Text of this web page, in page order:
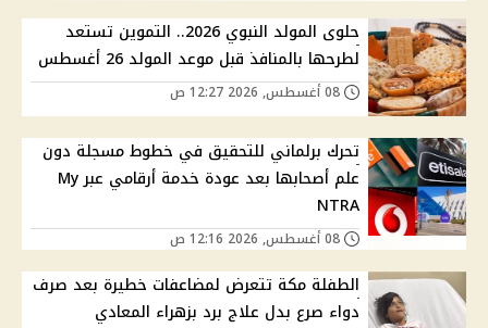
حلوى المولد النبوي 2026.. التموين تستعد
لطرحها بالمنافذ قبل موعد المولد 26 أغسطس
تحرك برلماني للتحقيق في خطوط مسجلة دون
علم أصحابها بعد عودة خدمة أرقامي عبر My
NTRA
الطفلة مكة تتعرض لمضاعفات خطيرة بعد صرف
دواء صرع بدل علاج برد بزهراء المعادي